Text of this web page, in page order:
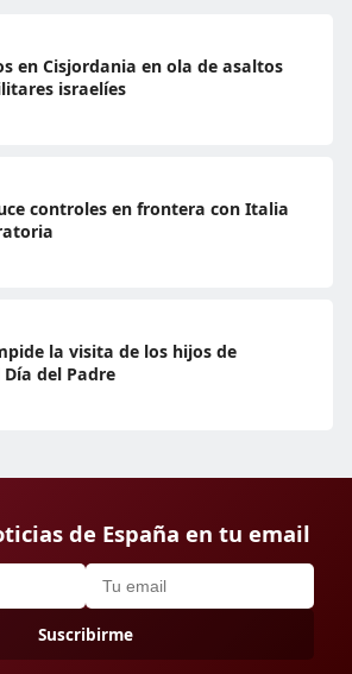
en Cisjordania en ola de asaltos
israelíes
controles en frontera con Italia
la visita de los hijos de
del Padre
de España en tu email
Suscribirme